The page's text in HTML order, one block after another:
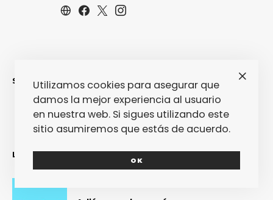
SINCERAMENTE
LO MÁS RECIENTE
Utilizamos cookies para asegurar que
damos la mejor experiencia al usuario
en nuestra web. Si sigues utilizando este
sitio asumiremos que estás de acuerdo.
OK